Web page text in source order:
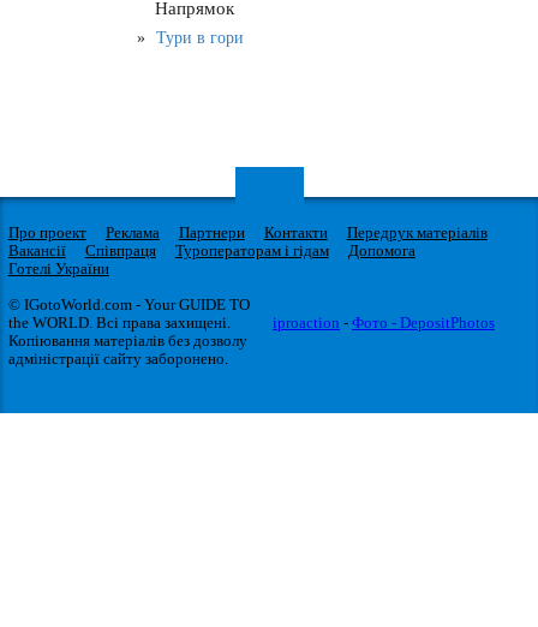
Напрямок
Тури в гори
Про проект Реклама Партнери Контакти
Передрук матеріалів
Вакансії
Співпраця Туроператорам і гідам
Допомога
Готелі України
© IGotoWorld.com - Your GUIDE TO
the WORLD. Всі права захищені.
Копіювання матеріалів без дозволу
адміністрації сайту заборонено.
iproaction - Фото - DepositPhotos